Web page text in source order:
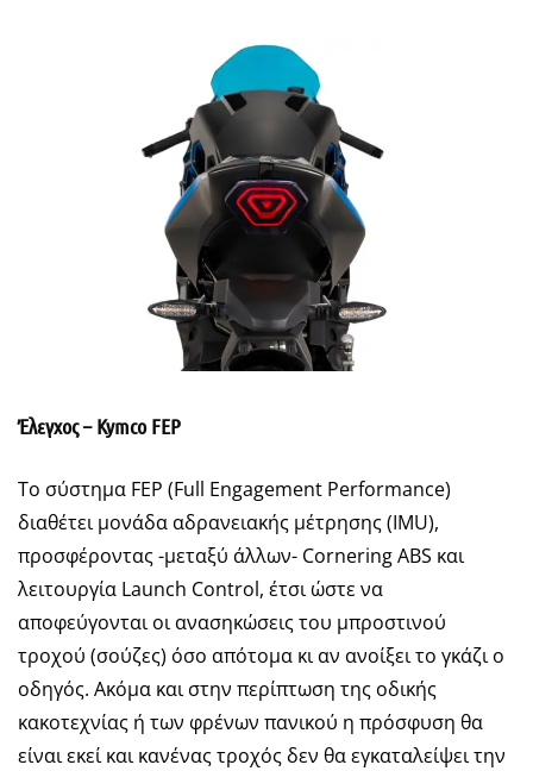
Έλεγχος – Kymco FEP
Το σύστημα FEP (Full Engagement Performance)
διαθέτει μονάδα αδρανειακής μέτρησης (IMU),
προσφέρoντας -μεταξύ άλλων- Cornering ABS και
λειτουργία Launch Control, έτσι ώστε να
αποφεύγονται οι ανασηκώσεις του μπροστινού
τροχού (σούζες) όσο απότομα κι αν ανοίξει το γκάζι ο
οδηγός. Ακόμα και στην περίπτωση της οδικής
κακοτεχνίας ή των φρένων πανικού η πρόσφυση θα
είναι εκεί και κανένας τροχός δεν θα εγκαταλείψει την